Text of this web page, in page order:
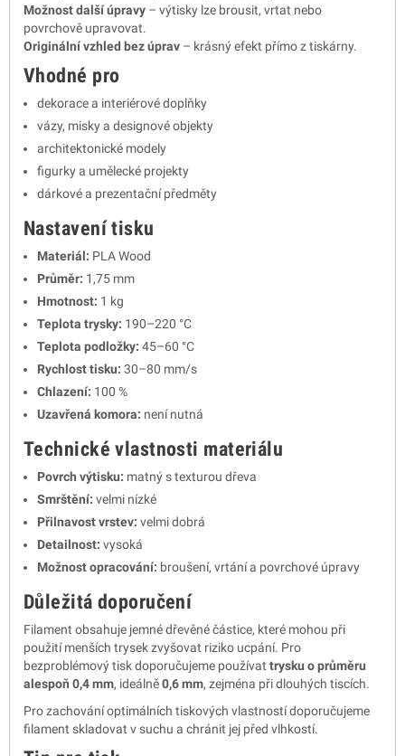
Možnost další úpravy – výtisky lze brousit, vrtat nebo
povrchově upravovat.
Originální vzhled bez úprav – krásný efekt přímo z tiskárny.
Vhodné pro
dekorace a interiérové doplňky
vázy, misky a designové objekty
architektonické modely
figurky a umělecké projekty
dárkové a prezentační předměty
Nastavení tisku
Materiál: PLA Wood
Průměr: 1,75 mm
Hmotnost: 1 kg
Teplota trysky: 190–220 °C
Teplota podložky: 45–60 °C
Rychlost tisku: 30–80 mm/s
Chlazení: 100 %
Uzavřená komora: není nutná
Technické vlastnosti materiálu
Povrch výtisku: matný s texturou dřeva
Smrštění: velmi nízké
Přilnavost vrstev: velmi dobrá
Detailnost: vysoká
Možnost opracování: broušení, vrtání a povrchové úpravy
Důležitá doporučení
Filament obsahuje jemné dřevěné částice, které mohou při
použití menších trysek zvyšovat riziko ucpání. Pro
bezproblémový tisk doporučujeme používat trysku o průměru
alespoň 0,4 mm, ideálně0,6 mm, zejména při dlouhých tiscích.
Pro zachování optimálních tiskových vlastností doporučujeme
filament skladovat v suchu a chránit jej před vlhkostí.